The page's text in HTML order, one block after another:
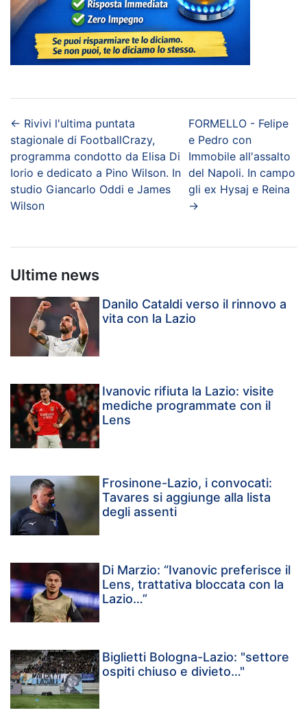
← Rivivi l'ultima puntata
stagionale di FootballCrazy,
programma condotto da Elisa Di
Iorio e dedicato a Pino Wilson. In
studio Giancarlo Oddi e James
Wilson
FORMELLO - Felipe
e Pedro con
Immobile all'assalto
del Napoli. In campo
gli ex Hysaj e Reina
→
Ultime news
Danilo Cataldi verso il rinnovo a
vita con la Lazio
Ivanovic rifiuta la Lazio: visite
mediche programmate con il
Lens
Frosinone-Lazio, i convocati:
Tavares si aggiunge alla lista
degli assenti
Di Marzio: “Ivanovic preferisce il
Lens, trattativa bloccata con la
Lazio…”
Biglietti Bologna-Lazio: "settore
ospiti chiuso e divieto…"